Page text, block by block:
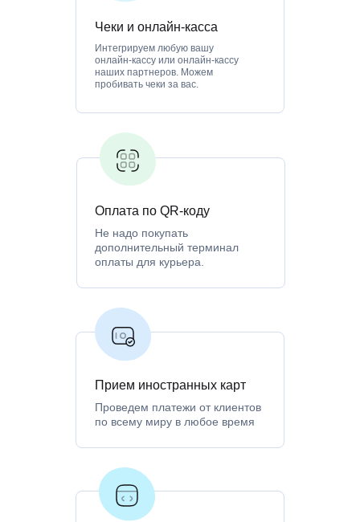
Чеки и онлайн-касса
Оплата по QR-коду
Прием иностранных карт
Интегрируем любую вашу
онлайн-кассу или онлайн-кассу
наших партнеров. Можем
пробивать чеки за вас.
Не надо покупать
дополнительный терминал
оплаты для курьера.
Проведем платежи от клиентов
по всему миру в любое время